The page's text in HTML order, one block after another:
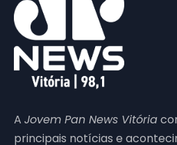
A Jovem Pan News Vitória
principais notícias e